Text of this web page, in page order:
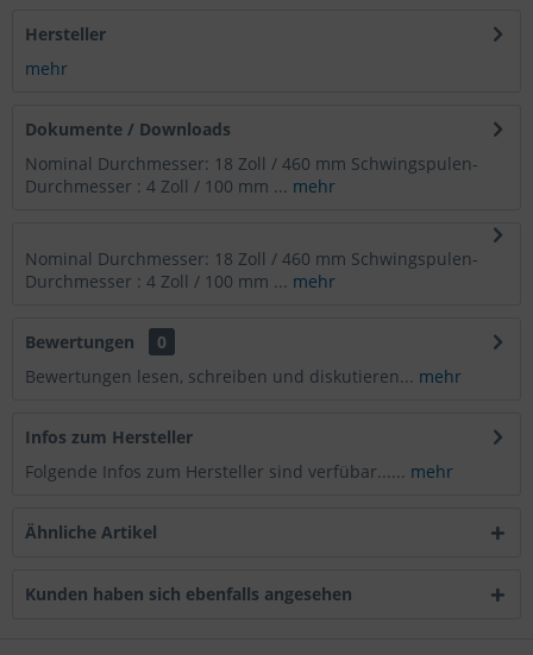
Hersteller
mehr
Dokumente / Downloads
Nominal Durchmesser: 18 Zoll / 460 mm Schwingspulen-
Durchmesser : 4 Zoll / 100 mm ... mehr
Nominal Durchmesser: 18 Zoll / 460 mm Schwingspulen-
Durchmesser : 4 Zoll / 100 mm ... mehr
Bewertungen
0
Bewertungen lesen, schreiben und diskutieren... mehr
Infos zum Hersteller
Folgende Infos zum Hersteller sind verfübar...... mehr
Ähnliche Artikel
Kunden haben sich ebenfalls angesehen